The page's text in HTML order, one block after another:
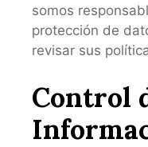
somos
protección de
revisar sus
Control